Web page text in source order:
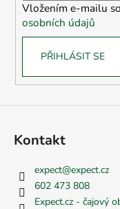
Vložením e-mailu
osobních údajů
PŘIHLÁSIT SE
Kontakt
expect@expect.cz
602 473 808
Expect.cz - čajový